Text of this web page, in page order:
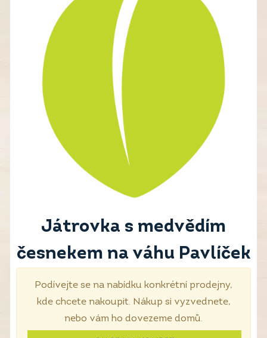
Játrovka s medvědím
česnekem na váhu Pavlíček
Podívejte se na nabídku konkrétní prodejny,
kde chcete nakoupit. Nákup si vyzvednete,
nebo vám ho dovezeme domů.